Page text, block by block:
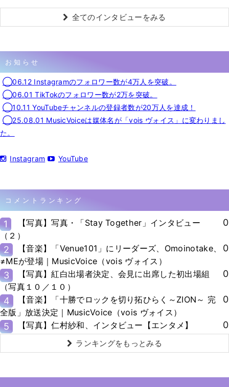
全てのインタビューをみる
お知らせ
◯06.12 Instagramのフォロワー数が4万人を突破。
◯06.01 TikTokのフォロワー数が2万を突破。
◯10.11 YouTubeチャンネルの登録者数が20万人を達成！
◯25.08.01 MusicVoiceは媒体名が「vois ヴォイス」に変わりまし
た。
Instagram YouTube
コメントランキング
1
【写真】写真・「Stay Together」インタビュー
（２）
0
2
【音楽】「Venue101」にリーダーズ、Omoinotake、
≠MEが登場｜MusicVoice（vois ヴォイス）
0
3
【写真】紅白出場者決定、会見に出席した初出場組
（写真１０／１０）
0
4
【音楽】「十勝でロックを切り拓ひらく～ZION～ 完
全版」放送決定｜MusicVoice（vois ヴォイス）
0
5 【写真】仁村紗和、インタビュー【エンタメ】 0
ランキングをもっとみる